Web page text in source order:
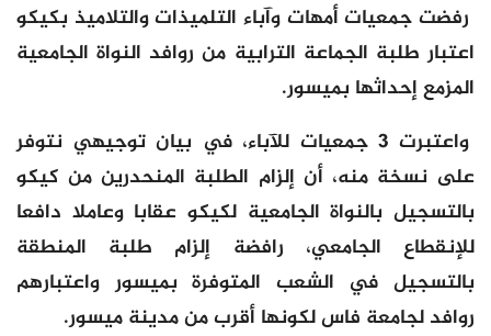
رفضت جمعيات أمهات وآباء التلميذات والتلاميذ بكيكو
اعتبار طلبة الجماعة الترابية من روافد النواة الجامعية
المزمع إحداثها بميسور.
واعتبرت 3 جمعيات للآباء، في بيان توجيهي نتوفر
على نسخة منه، أن إلزام الطلبة المنحدرين من كيكو
بالتسجيل بالنواة الجامعية لكيكو عقابا وعاملا دافعا
للإنقطاع الجامعي، رافضة إلزام طلبة المنطقة
بالتسجيل في الشعب المتوفرة بميسور واعتبارهم
روافد لجامعة فاس لكونها أقرب من مدينة ميسور.